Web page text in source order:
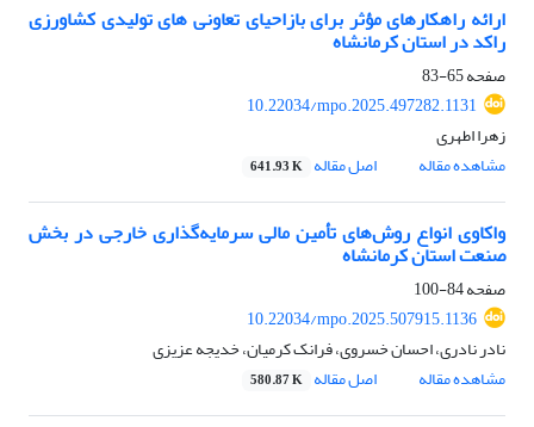
ارائه راهکارهای مؤثر برای بازاحیای تعاونی‏ های تولیدی کشاورزی
راکد در استان کرمانشاه
صفحه65-83
10.22034/mpo.2025.497282.1131
زهرا اطهری
مشاهده مقاله
اصل مقاله 641.93 K
واکاوی انواع روش‌های تأمین مالی سرمایه‌گذاری خارجی در بخش‌
صنعت استان کرمانشاه
صفحه84-100
10.22034/mpo.2025.507915.1136
نادر نادری، احسان خسروی، فرانک کرمیان، خدیجه عزیزی
مشاهده مقاله
اصل مقاله 580.87 K